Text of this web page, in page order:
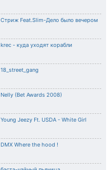
Стриж Feat.Slim-Дело было вечером
krec - куда уходят корабли
18_street_gang
Nelly (Bet Awards 2008)
Young Jeezy Ft. USDA - White Girl
DMX Where the hood !